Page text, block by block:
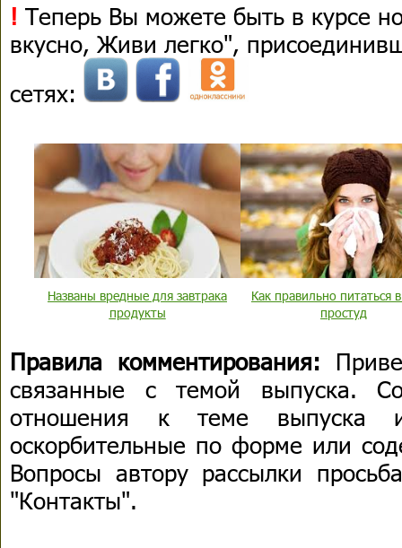
! Теперь Вы можете быть в курсе
вкусно, Живи легко",
сетях:
Названы вредные для завтрака
продукты
Как правильно питаться
простуд
Правила комментирования:
связанные с темой выпуска.
отношения к теме выпуска
оскорбительные по форме или
Вопросы автору рассылки
"Контакты".